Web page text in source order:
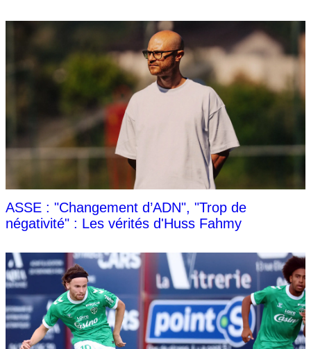
ASSE : "Changement d’ADN", "Trop de
négativité" : Les vérités d'Huss Fahmy